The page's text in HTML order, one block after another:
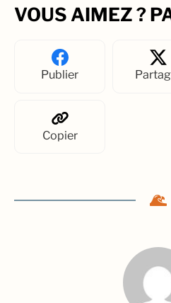
VOUS AIMEZ ?
Publier
Copier